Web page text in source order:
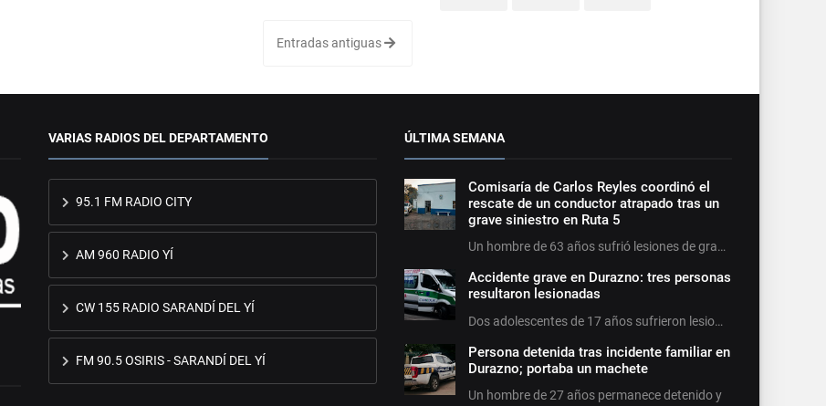
Entradas antiguas
VARIAS RADIOS DEL DEPARTAMENTO
95.1 FM RADIO CITY
AM 960 RADIO YÍ
CW 155 RADIO SARANDÍ DEL YÍ
FM 90.5 OSIRIS - SARANDÍ DEL YÍ
ÚLTIMA SEMANA
Comisaría de Carlos Reyles coordinó el
rescate de un conductor atrapado tras un
grave siniestro en Ruta 5
Un hombre de 63 años sufrió lesiones de gra…
Accidente grave en Durazno: tres personas
resultaron lesionadas
Dos adolescentes de 17 años sufrieron lesio…
Persona detenida tras incidente familiar en
Durazno; portaba un machete
Un hombre de 27 años permanece detenido y